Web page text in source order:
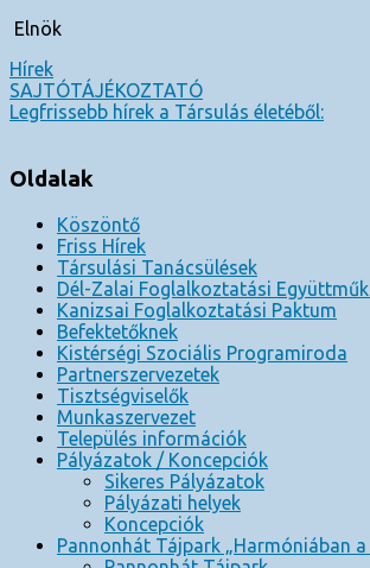
Elnök
Hírek
Bejegyzés
navigáció
SAJTÓTÁJÉKOZTATÓ
Legfrissebb hírek a Társulás életéből:
Oldalak
Köszöntő
Friss Hírek
Társulási Tanácsülések
Dél-Zalai Foglalkoztatási
Kanizsai Foglalkoztatási Paktum
Befektetőknek
Kistérségi Szociális Programiroda
Partnerszervezetek
Tisztségviselők
Munkaszervezet
Település információk
Pályázatok / Koncepciók
Sikeres Pályázatok
Pályázati helyek
Koncepciók
Pannonhát Tájpark „Harmóniában